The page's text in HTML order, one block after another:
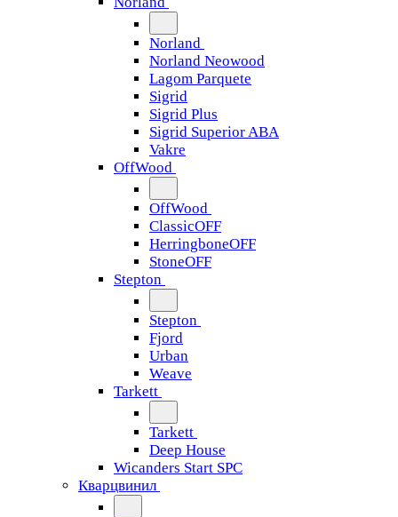
Norland
Norland Neowood
Lagom Parquete
Sigrid
Sigrid Plus
Sigrid Superior ABA
Vakre
OffWood
OffWood
ClassicOFF
HerringboneOFF
StoneOFF
Stepton
Stepton
Fjord
Urban
Weave
Tarkett
Tarkett
Deep House
Wicanders Start SPC
Кварцвинил